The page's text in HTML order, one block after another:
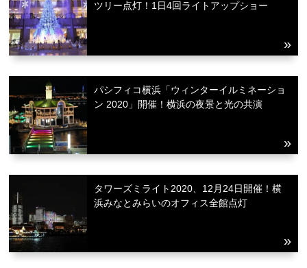
ツリー点灯！1日4回ライトアップショー
パシフィコ横浜「ウィンターイルミネーショ
ン 2020」開催！横浜の夜景と光の共演
タワーズミライト2020、12月24日開催！横
浜みなとみらいのオフィス全館点灯